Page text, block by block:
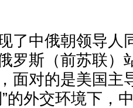
了中俄朝领导人
罗斯（前苏联）
面对的是美国主
的外交环境下，